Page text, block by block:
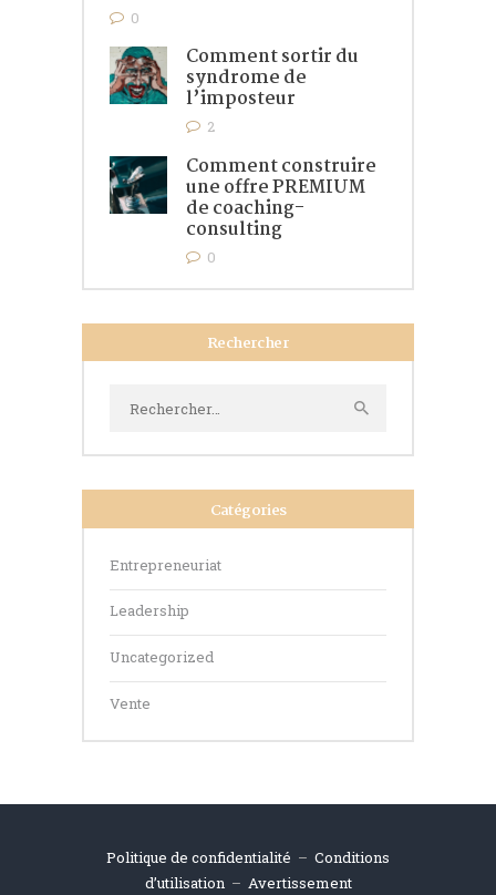
0
Comment sortir du
syndrome de
l’imposteur
2
Comment construire
une offre PREMIUM
de coaching-
consulting
0
Rechercher
Catégories
Entrepreneuriat
Leadership
Uncategorized
Vente
Politique de confidentialité – Conditions
d’utilisation– Avertissement